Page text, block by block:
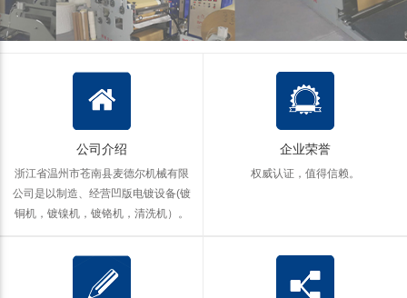
公司介绍
浙江省温州市苍南县麦德尔机械有限
公司是以制造、经营凹版电镀设备(镀
铜机，镀镍机，镀铬机，清洗机）。
企业荣誉
权威认证，值得信赖。